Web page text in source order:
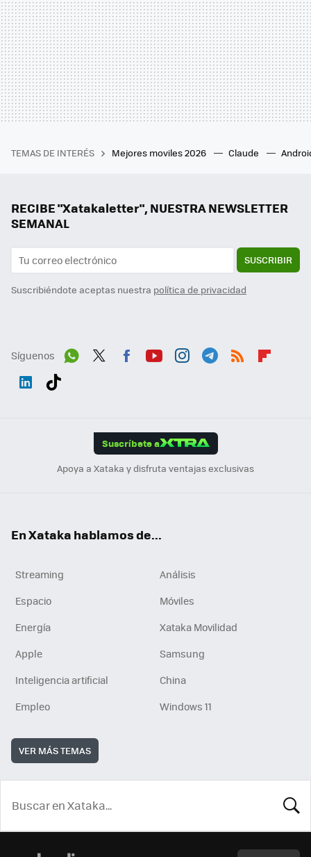
TEMAS DE INTERÉS Mejores moviles 2026 Claude
RECIBE "Xatakaletter", NUESTRA NEWSLETTER
SEMANAL
SUSCRIBIR
Suscribiéndote aceptas nuestra política de privacidad
Síguenos
Suscríbete a
Apoya a Xataka y disfruta ventajas exclusivas
En Xataka hablamos de...
Streaming
Análisis
Espacio
Móviles
Energía
Xataka Movilidad
Apple
Samsung
Inteligencia artificial
China
Empleo
Windows 11
VER MÁS TEMAS